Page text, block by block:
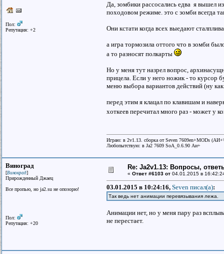
Пол:
Репутация: +2
Да, зомбики рассосались едва я вышел
походовом режиме. это с зомби всегда
Они кстати когда всех выедают
а игра тормозила оттого что в зомби
а то разносят полкарты
Но у меня тут назрел вопрос,
прицела. Если у него ножик - то курсор
меню выбора вариантов действий (ну
перед этим я клацал по клавишам и
хоткеев перечитал много раз - может у
Играю: в 2v1.13. сборка от Seven 7609en+MODs
Любопытствую: в Ja2 7609 SoA_0.6.90 Аи+
Виноград
[Винокрад]
Прирожденный Джаец
Все пpопью, но ja2.su не опозоpю!
Пол:
Репутация: +20
Re: Ja2v1.13: Вопросы,
« Ответ #6103 от 04.01.2015 в
03.01.2015 в 10:24:16, Seven писал(a):
Так ведь нет анимации перевязывания лежа.
Анимации нет, но у меня пару раз
не перестает.